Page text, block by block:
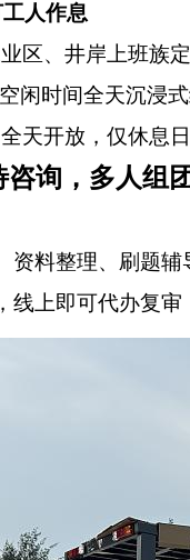
人作息
区、井岸上班族定
闲时间全天沉浸式
天开放，仅休息
询，多人组
资料整理、刷题
线上即可代办复审